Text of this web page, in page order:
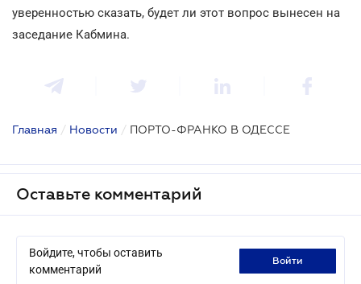
уверенностью сказать, будет ли этот вопрос вынесен на
заседание Кабмина.
Главная / Новости / ПОРТО-ФРАНКО В ОДЕССЕ
Оставьте комментарий
Войдите, чтобы оставить
комментарий
войти